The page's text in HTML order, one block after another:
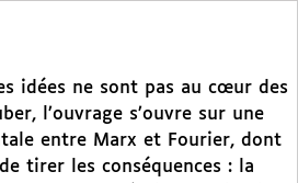
idées ne sont pas au cœur des
l’ouvrage s’ouvre sur une
entre Marx et Fourier, dont
de tirer les conséquences : la